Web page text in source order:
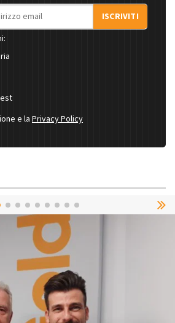
ISCRIVITI
e la Privacy Policy